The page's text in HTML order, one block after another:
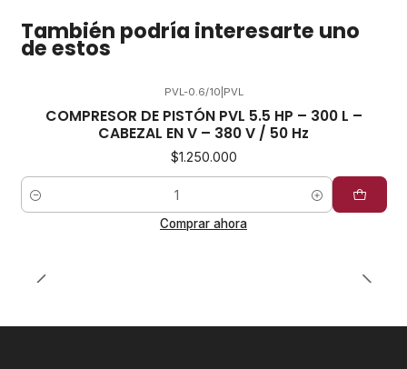
También podría interesarte uno
de estos
PVL-0.6/10 PVL
COMPRESOR DE PISTÓN PVL 5.5 HP – 300 L –
CABEZAL EN V – 380 V / 50 Hz
$1.250.000
Cantidad
Comprar ahora